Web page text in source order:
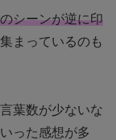
シーンが逆に印
まっているのも
葉数が少ないな
った感想が多